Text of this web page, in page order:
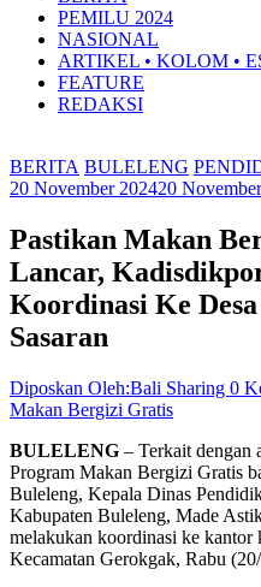
PEMILU 2024
NASIONAL
ARTIKEL • KOLOM •
FEATURE
REDAKSI
BERITA BULELENG
20 November 202420
Pastikan Makan
Lancar,
Koordinasi Ke
Sasaran
Diposkan Oleh:Bali Sharing 0
Makan Bergizi Gratis
BULELENG – Terkait dengan
Program Makan Bergizi Gratis
Buleleng, Kepala Dinas
Kabupaten Buleleng, Made
melakukan koordinasi ke kantor
Kecamatan Gerokgak, Rabu